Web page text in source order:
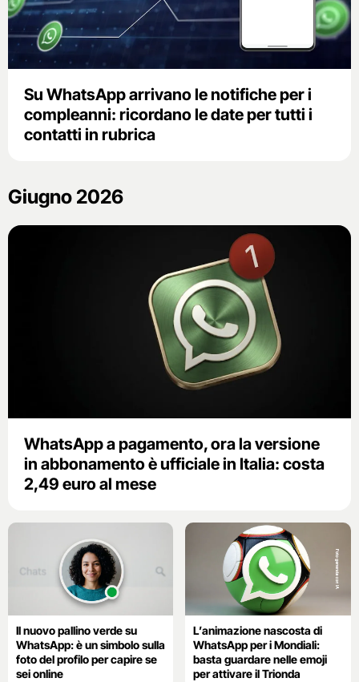
Su WhatsApp arrivano le notifiche per i
compleanni: ricordano le date per tutti i
contatti in rubrica
Giugno 2026
WhatsApp a pagamento, ora la versione
in abbonamento è ufficiale in Italia: costa
2,49 euro al mese
Il nuovo pallino verde su
WhatsApp: è un simbolo sulla
foto del profilo per capire se
sei online
L’animazione nascosta di
WhatsApp per i Mondiali:
basta guardare nelle emoji
per attivare il Trionda